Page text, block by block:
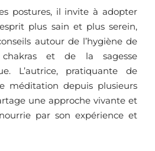
postures, il invite à adopter
plus sain et plus serein,
autour de l’hygiène de
et de la sagesse
L’autrice, pratiquante de
méditation depuis plusieurs
une approche vivante et
par son expérience et